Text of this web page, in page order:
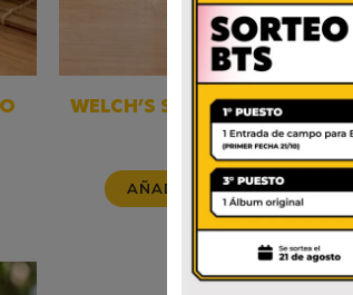
WELCH’S SODA ORANGE ZERO
1.800
AÑADIR AL CARRITO